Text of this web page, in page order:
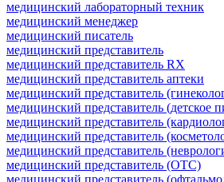
медицинский лабораторный техник
медицинский менеджер
медицинский писатель
медицинский представитель
медицинский представитель RX
медицинский представитель аптеки
медицинский представитель
медицинский представитель (детское
медицинский представитель
медицинский представитель
медицинский представитель
медицинский представитель (ОТС)
медицинский представитель